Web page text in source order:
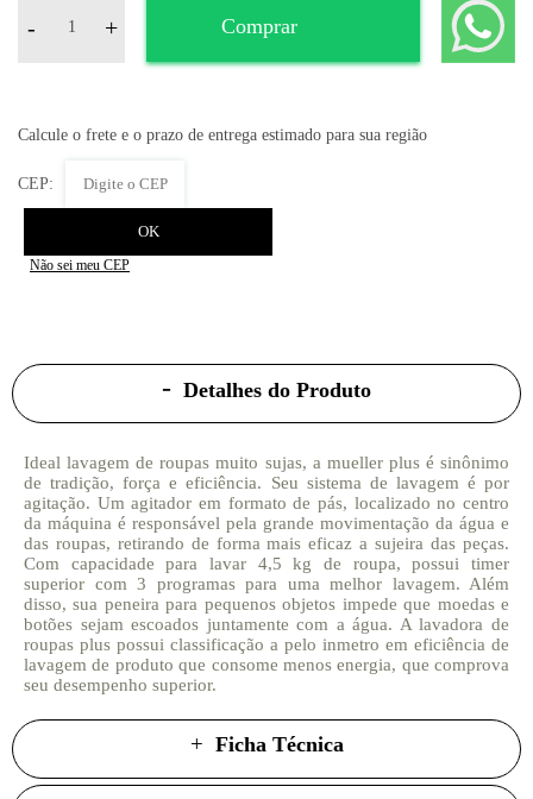
- + Comprar
Não sei meu CEP
Detalhes do Produto
Ideal lavagem de roupas muito sujas, a mueller plus é sinônimo
de tradição, força e eficiência. Seu sistema de lavagem é por
agitação. Um agitador em formato de pás, localizado no centro
da máquina é responsável pela grande movimentação da água e
das roupas, retirando de forma mais eficaz a sujeira das peças.
Com capacidade para lavar 4,5 kg de roupa, possui timer
superior com 3 programas para uma melhor lavagem. Além
disso, sua peneira para pequenos objetos impede que moedas e
botões sejam escoados juntamente com a água. A lavadora de
roupas plus possui classificação a pelo inmetro em eficiência de
lavagem de produto que consome menos energia, que comprova
seu desempenho superior.
Ficha Técnica